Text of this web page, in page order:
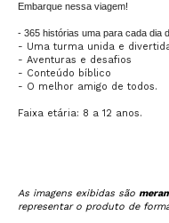
Embarque nessa viagem!
- 365 histórias uma para cada dia
- Uma turma unida e
- Aventuras e desafios
- Conteúdo bíblico
- O melhor amigo de todos.
Faixa etária: 8 a 12 anos.
As imagens exibidas são
representar o produto de